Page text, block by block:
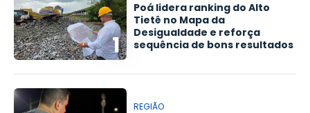
1
Poá lidera ranking do Alto
Tietê no Mapa da
Desigualdade e reforça
sequência de bons resultados
REGIÃO